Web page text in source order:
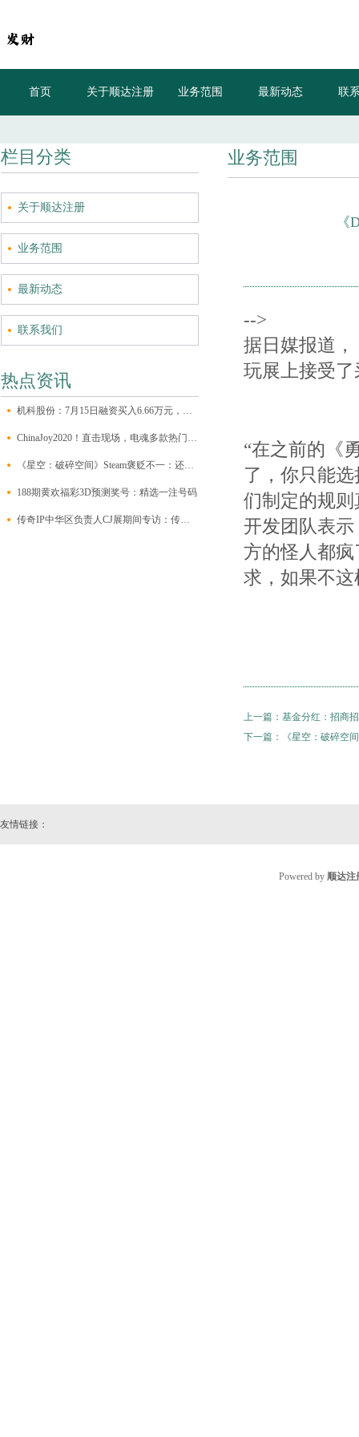
首页 关于顺达注册 业务范围 最新动态 联
栏目分类
关于顺达注册
业务范围
最新动态
联系我们
热点资讯
机科股份：7月15日融资买入6.66万元，融资融券余额412.91万元
ChinaJoy2020！直击现场，电魂多款热门游戏亮相！
《星空：破碎空间》Steam褒贬不一：还是各种通马桶
188期黄欢福彩3D预测奖号：精选一注号码
传奇IP中华区负责人CJ展期间专访：传奇不止情怀，也是创作的未来
业务范围
-->
据日媒报道
玩展上接受
“在之前的《
了，你只能
们制定的规
开发团队表
方的怪人都
求，如果不
上一篇： 基金分红：招商
下一篇：
《星空：破碎空
友情链接：
Powered by 顺达注